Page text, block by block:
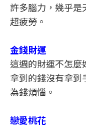
許多腦力，幾乎是
超疲勞。
金錢財運
這週的財運不怎
拿到的錢沒有拿
為錢煩惱。
戀愛桃花